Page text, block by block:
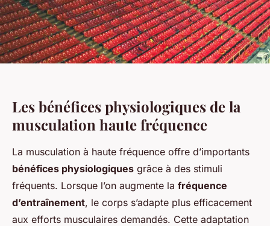
Les bénéfices physiologiques de la
musculation haute fréquence
La musculation à haute fréquence offre d’importants
bénéfices physiologiques grâce à des stimuli
fréquents. Lorsque l’on augmente la fréquence
d’entraînement, le corps s’adapte plus efficacement
aux efforts musculaires demandés. Cette adaptation